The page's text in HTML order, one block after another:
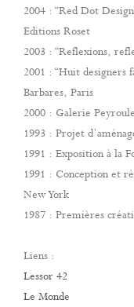
2004 : “Red Dot
Editions Roset
2003 : “Reflexions,
2001 : “Huit designers
Barbares, Paris
2000 : Galerie
1993 : Projet
1991 : Exposition à la
1991 : Conception et
New York
1987 : Premières
Liens :
Lessor 42
Le Monde